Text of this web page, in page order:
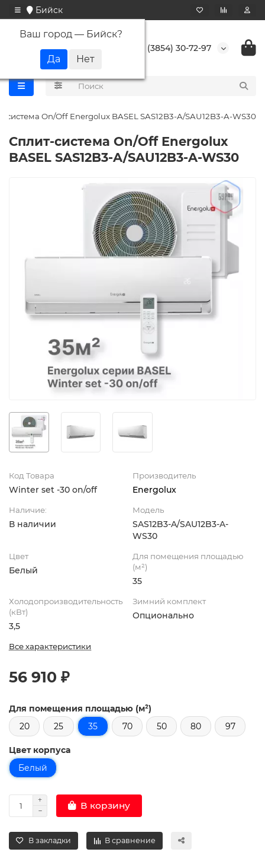
Бийск
Ваш город — Бийск?
+7 (3854) 30-72-97
система On/Off Energolux BASEL SAS12B3-A/SAU12B3-A-WS30
Сплит-система On/Off Energolux
BASEL SAS12B3-A/SAU12B3-A-WS30
Код Товара
Winter set -30 on/off
Производитель
Energolux
Наличие:
В наличии
Модель
SAS12B3-A/SAU12B3-A-
WS30
Цвет
Белый
Для помещения площадью
(м²)
35
Холодопроизводительность
(кВт)
3,5
Зимний комплект
Опционально
Все характеристики
56 910 ₽
Для помещения площадью (м²)
20
25 35 70 50 80 97
Цвет корпуса
Белый
В корзину
В закладки В сравнение